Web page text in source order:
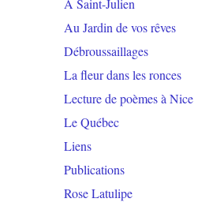
À Saint-Julien
Au Jardin de vos rêves
Débroussaillages
La fleur dans les ronces
Lecture de poèmes à Nice
Le Québec
Liens
Publications
Rose Latulipe